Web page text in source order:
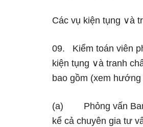
Các vụ kiện tụng ∨à
09. Kiểm toán viên
kiện tụng ∨à tranh
bao gồm (xem
(a) Phỏng vấn Ban
kể cả chuyên gia tư